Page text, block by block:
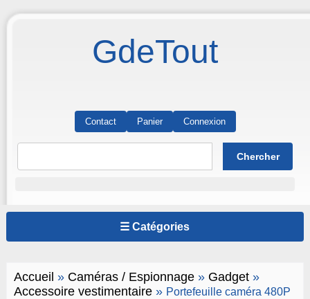
GdeTout
Contact Panier Connexion
☰ Catégories
Accueil » Caméras / Espionnage» Gadget»
Accessoire vestimentaire» Portefeuille caméra 480P